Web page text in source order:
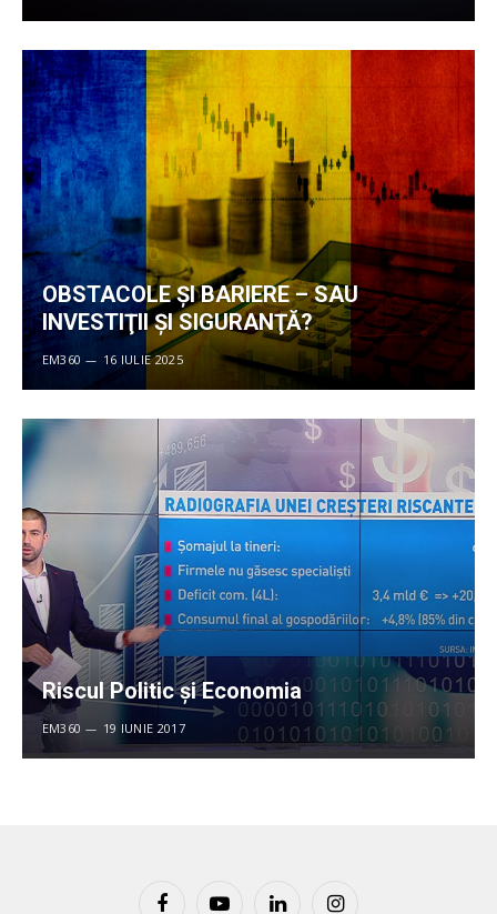
OBSTACOLE ŞI BARIERE – SAU
INVESTIŢII ŞI SIGURANŢĂ?
EM360 16 IULIE 2025
Riscul Politic și Economia
EM360 19 IUNIE 2017